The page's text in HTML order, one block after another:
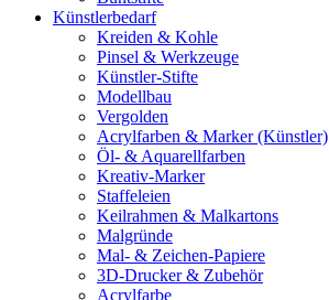
Künstlerbedarf
Kreiden & Kohle
Pinsel & Werkzeuge
Künstler-Stifte
Modellbau
Vergolden
Acrylfarben & Marker (Künstler)
Öl- & Aquarellfarben
Kreativ-Marker
Staffeleien
Keilrahmen & Malkartons
Malgründe
Mal- & Zeichen-Papiere
3D-Drucker & Zubehör
Acrylfarbe